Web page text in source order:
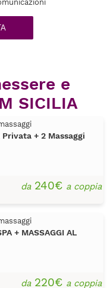
e
SICILIA
+ 2 Massaggi
da240€ a coppia
+ MASSAGGI AL
da220€ a coppia